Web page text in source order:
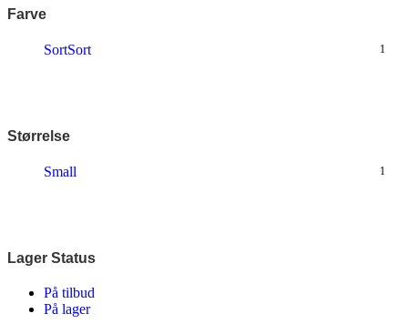
Farve
SortSort 1
Størrelse
Small 1
Lager Status
På tilbud
På lager